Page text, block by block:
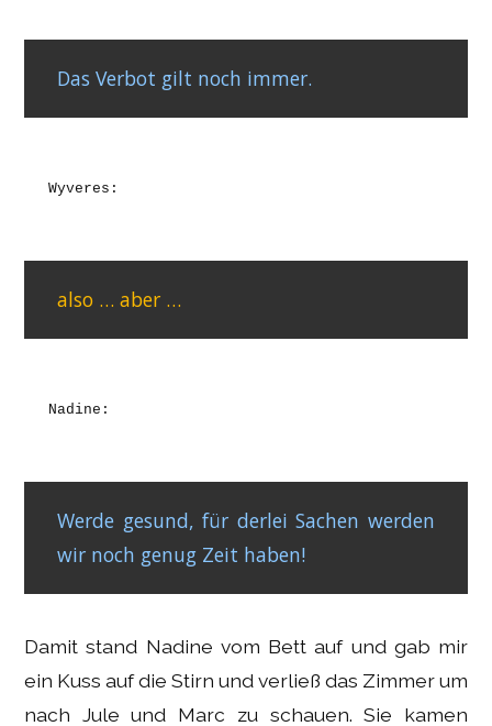
Das Verbot gilt noch immer.
Wyveres:
also … aber …
Nadine:
Werde gesund, für derlei Sachen werden
wir noch genug Zeit haben!
Damit stand Nadine vom Bett auf und gab mir
ein Kuss auf die Stirn und verließ das Zimmer um
nach Jule und Marc zu schauen. Sie kamen